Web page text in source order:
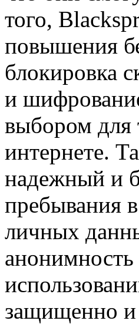
того,
повышения
блокировка
и
выбором для
интернете.
надежный и
пребывания
личных
анонимность
защищенно и